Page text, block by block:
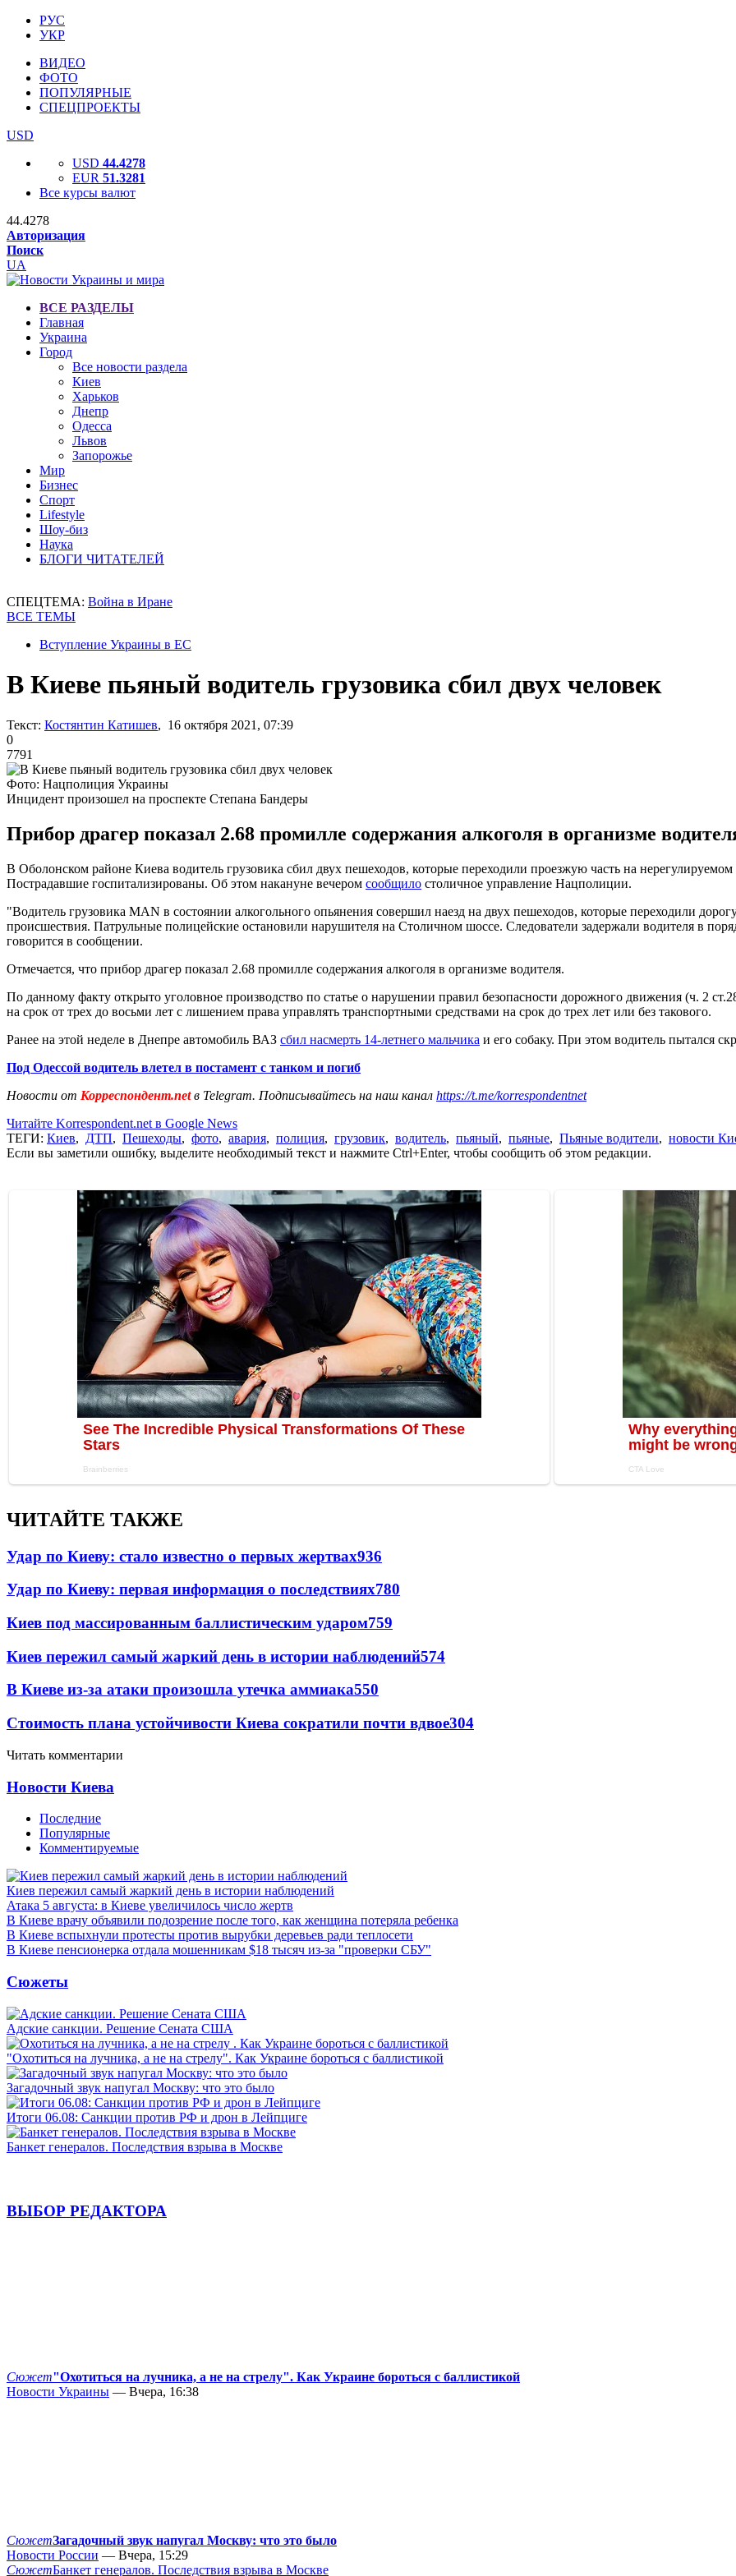
РУС
УКР
ВИДЕО
ФОТО
ПОПУЛЯРНЫЕ
СПЕЦПРОЕКТЫ
USD
USD 44.4278
EUR 51.3281
Все курсы валют
44.4278
Авторизация
Поиск
UA
ВСЕ РАЗДЕЛЫ
Главная
Украина
Город
Все новости раздела
Киев
Харьков
Днепр
Одесса
Львов
Запорожье
Мир
Бизнес
Спорт
Lifestyle
Шоу-биз
Наука
БЛОГИ ЧИТАТЕЛЕЙ
СПЕЦТЕМА: Война в Иране
ВСЕ ТЕМЫ
Вступление Украины в ЕС
В Киеве пьяный водитель грузовика сбил двух человек
Текст: Костянтин Катишев, 16 октября 2021, 07:39
0
7791
Фото: Нацполиция Украины
Инцидент произошел на проспекте Степана Бандеры
Прибор драгер показал 2.68 промилле содержания алкоголя в организме
В Оболонском районе Киева водитель грузовика сбил двух пешеходов, которые переходили проезжую часть на
Пострадавшие госпитализированы. Об этом накануне вечером сообщило столичное управление Нацполиции.
"Водитель грузовика MAN в состоянии алкогольного опьянения совершил наезд на двух пешеходов, которые переходили
происшествия. Патрульные полицейские остановили нарушителя на Столичном шоссе. Следователи задержали водителя в
говорится в сообщении.
Отмечается, что прибор драгер показал 2.68 промилле содержания алкоголя в организме водителя.
По данному факту открыто уголовное производство по статье о нарушении правил безопасности дорожного движения (ч. 2
на срок от трех до восьми лет с лишением права управлять транспортными средствами на срок до трех лет или без такового.
Ранее на этой неделе в Днепре автомобиль ВАЗ сбил насмерть 14-летнего мальчика и его собаку. При этом водитель пытался
Под Одессой водитель влетел в постамент с танком и погиб
Новости от Корреспондент.netв Telegram. Подписывайтесь на наш канал https://t.me/korrespondentnet
Читайте Korrespondent.net в Google News
ТЕГИ: Киев, ДТП, Пешеходы, фото, авария, полиция, грузовик, водитель, пьяный, пьяные, Пьяные водители, новости
Если вы заметили ошибку, выделите необходимый текст и нажмите Ctrl+Enter, чтобы сообщить об этом редакции.
ЧИТАЙТЕ ТАКЖЕ
Удар по Киеву: стало известно о первых жертвах936
Удар по Киеву: первая информация о последствиях780
Киев под массированным баллистическим ударом759
Киев пережил самый жаркий день в истории наблюдений574
В Киеве из-за атаки произошла утечка аммиака550
Стоимость плана устойчивости Киева сократили почти вдвое304
Читать комментарии
Новости Киева
Последние
Популярные
Комментируемые
Киев пережил самый жаркий день в истории наблюдений
Атака 5 августа: в Киеве увеличилось число жертв
В Киеве врачу объявили подозрение после того, как женщина потеряла ребенка
В Киеве вспыхнули протесты против вырубки деревьев ради теплосети
В Киеве пенсионерка отдала мошенникам $18 тысяч из-за "проверки СБУ"
Сюжеты
Адские санкции. Решение Сената США
"Охотиться на лучника, а не на стрелу". Как Украине бороться с баллистикой
Загадочный звук напугал Москву: что это было
Итоги 06.08: Санкции против РФ и дрон в Лейпциге
Банкет генералов. Последствия взрыва в Москве
ВЫБОР РЕДАКТОРА
Сюжет"Охотиться на лучника, а не на стрелу". Как Украине бороться с баллистикой
Новости Украины — Вчера, 16:38
СюжетЗагадочный звук напугал Москву: что это было
Новости России — Вчера, 15:29
СюжетБанкет генералов. Последствия взрыва в Москве